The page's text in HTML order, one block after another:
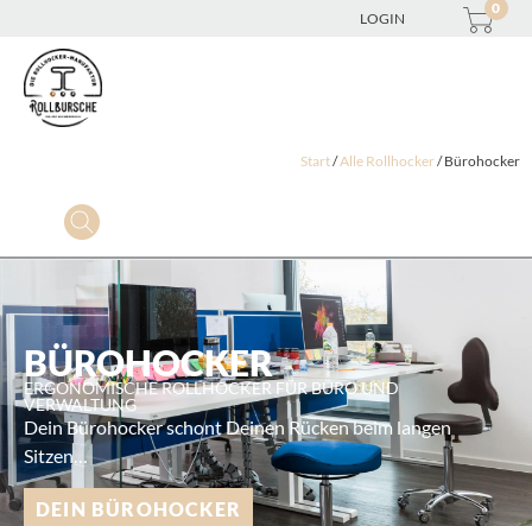
LOGIN
0
Start/Alle Rollhocker/ Bürohocker
BÜROHOCKER
ERGONOMISCHE ROLLHOCKER FÜR BÜRO UND
VERWALTUNG
Dein Bürohocker schont Deinen Rücken beim langen
Sitzen…
DEIN BÜROHOCKER